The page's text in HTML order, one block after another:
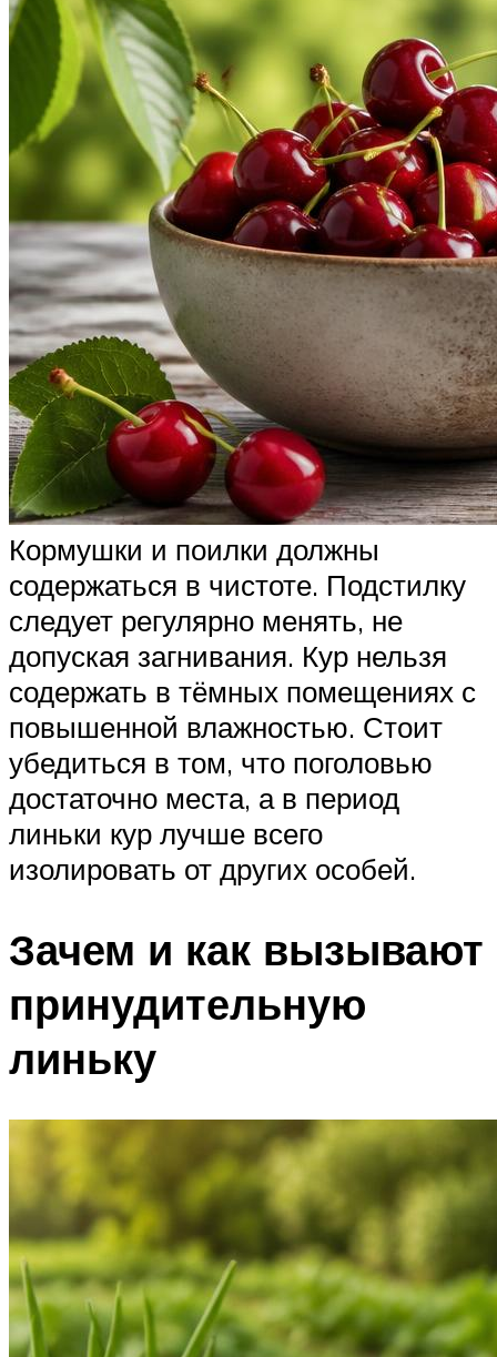
Кормушки и поилки должны
содержаться в чистоте. Подстилку
следует регулярно менять, не
допуская загнивания. Кур нельзя
содержать в тёмных помещениях с
повышенной влажностью. Стоит
убедиться в том, что поголовью
достаточно места, а в период
линьки кур лучше всего
изолировать от других особей.
Зачем и как вызывают
принудительную
линьку